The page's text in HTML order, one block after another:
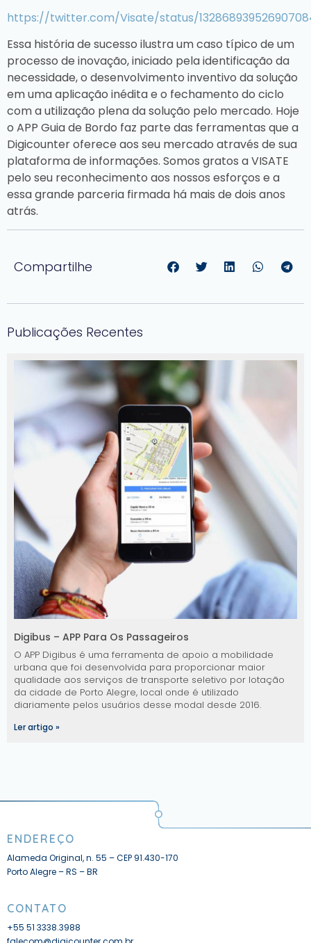
https://twitter.com/Visate/status/
Essa história de sucesso ilustra um caso típico de um
processo de inovação, iniciado pela identificação da
necessidade, o desenvolvimento inventivo da solução
em uma aplicação inédita e o fechamento do ciclo
com a utilização plena da solução pelo mercado. Hoje
o APP Guia de Bordo faz parte das ferramentas que a
Digicounter oferece aos seu mercado através de sua
plataforma de informações. Somos gratos a VISATE
pelo seu reconhecimento aos nossos esforços e a
essa grande parceria firmada há mais de dois anos
atrás.
Compartilhe
Publicações Recentes
Digibus – APP Para Os Passageiros
O APP Digibus é uma ferramenta de apoio a mobilidade
urbana que foi desenvolvida para proporcionar maior
qualidade aos serviços de transporte seletivo por lotação
da cidade de Porto Alegre, local onde é utilizado
diariamente pelos usuários desse modal desde 2016.
Ler artigo »
ENDEREÇO
Alameda Original, n. 55 – CEP 91.430-170
Porto Alegre – RS – BR
CONTATO
+55 51 3338.3988